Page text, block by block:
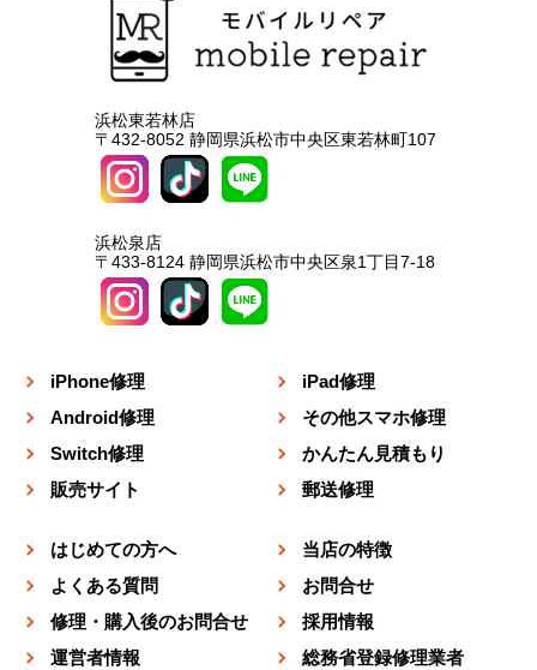
浜松東若林店
〒432-8052 静岡県浜松市中央区東若林町107
浜松泉店
〒433-8124 静岡県浜松市中央区泉1丁目7-18
iPhone修理
iPad修理
Android修理
その他スマホ修理
Switch修理
かんたん見積もり
販売サイト
郵送修理
はじめての方へ
当店の特徴
よくある質問
お問合せ
修理・購入後のお問合せ
採用情報
運営者情報
総務省登録修理業者